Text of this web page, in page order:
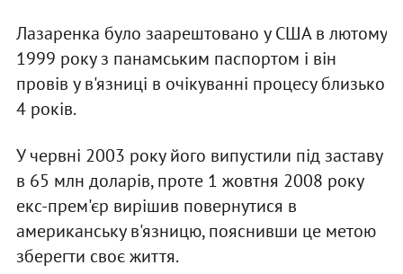
Лазаренка було заарештовано у США в лютому
1999 року з панамським паспортом і він
провів у в'язниці в очікуванні процесу близько
4 років.
У червні 2003 року його випустили під заставу
в 65 млн доларів, проте 1 жовтня 2008 року
екс-прем'єр вирішив повернутися в
американську в'язницю, пояснивши це метою
зберегти своє життя.